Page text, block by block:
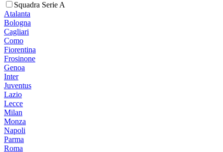
Squadra Serie A
Atalanta
Bologna
Cagliari
Como
Fiorentina
Frosinone
Genoa
Inter
Juventus
Lazio
Lecce
Milan
Monza
Napoli
Parma
Roma